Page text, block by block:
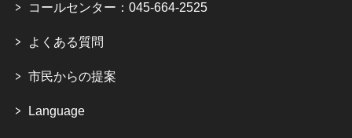
コールセンター：045-664-2525
よくある質問
市民からの提案
Language